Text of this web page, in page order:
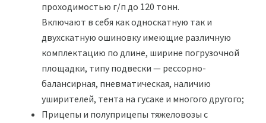
проходимостью г/п до 120 тонн.
Включают в себя как односкатную так и
двухскатную ошиновку имеющие различную
комплектацию по длине, ширине погрузочной
площадки, типу подвески — рессорно-
балансирная, пневматическая, наличию
уширителей, тента на гусаке и многого другого;
Прицепы и полуприцепы тяжеловозы с